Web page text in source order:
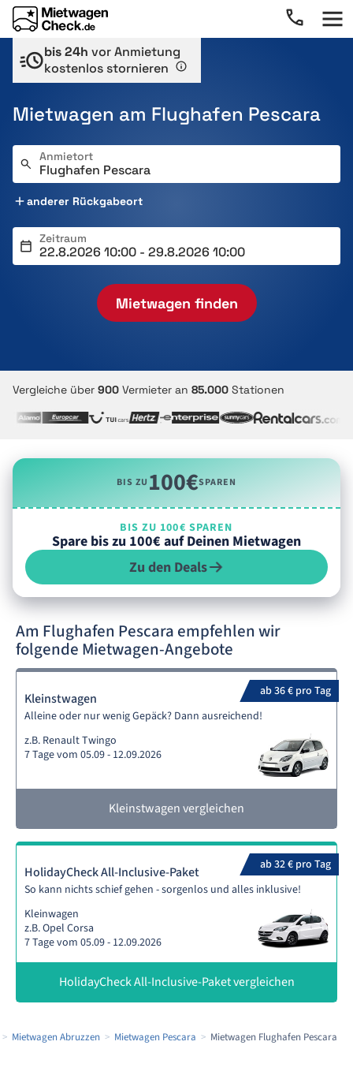
bis 24h vor Anmietung
kostenlos stornieren
Mietwagen am Flughafen Pescara
Anmietort
anderer Rückgabeort
Zeitraum
Mietwagen finden
Vergleiche über 900 Vermieter an 85.000 Stationen
BIS ZU100€SPAREN
BIS ZU 100€ SPAREN
Spare bis zu 100€ auf Deinen Mietwagen
Zu den Deals
Am Flughafen Pescara empfehlen wir
folgende Mietwagen-Angebote
ab 36 € pro Tag
Kleinstwagen
Alleine oder nur wenig Gepäck? Dann ausreichend!
z.B. Renault Twingo
7 Tage vom 05.09 - 12.09.2026
Kleinstwagen vergleichen
ab 32 € pro Tag
HolidayCheck All-Inclusive-Paket
So kann nichts schief gehen - sorgenlos und alles inklusive!
Kleinwagen
z.B. Opel Corsa
7 Tage vom 05.09 - 12.09.2026
HolidayCheck All-Inclusive-Paket vergleichen
Mietwagen Abruzzen Mietwagen Pescara Mietwagen Flughafen Pescara